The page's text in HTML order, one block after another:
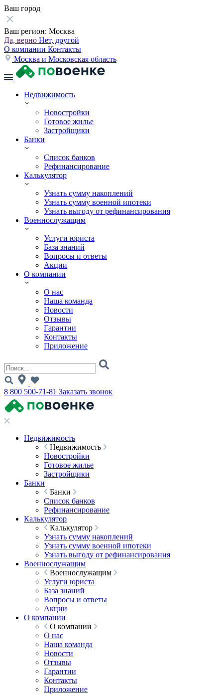
Ваш город
Ваш регион: Москва
Да, верно Нет, другой
О компании Контакты
Москва и Московская область
Недвижимость
Новостройки
Готовое жилье
Застройщики
Банки
Список банков
Рефинансирование
Калькулятор
Узнать сумму накоплений
Узнать сумму военной ипотеки
Узнать выгоду от рефинансирования
Военнослужащим
Услуги юриста
База знаний
Вопросы и ответы
Акции
О компании
О нас
Наша команда
Новости
Отзывы
Гарантии
Контакты
Приложение
8 800 500-71-81 Заказать звонок
Недвижимость
Недвижимость
Новостройки
Готовое жилье
Застройщики
Банки
Банки
Список банков
Рефинансирование
Калькулятор
Калькулятор
Узнать сумму накоплений
Узнать сумму военной ипотеки
Узнать выгоду от рефинансирования
Военнослужащим
Военнослужащим
Услуги юриста
База знаний
Вопросы и ответы
Акции
О компании
О компании
О нас
Наша команда
Новости
Отзывы
Гарантии
Контакты
Приложение